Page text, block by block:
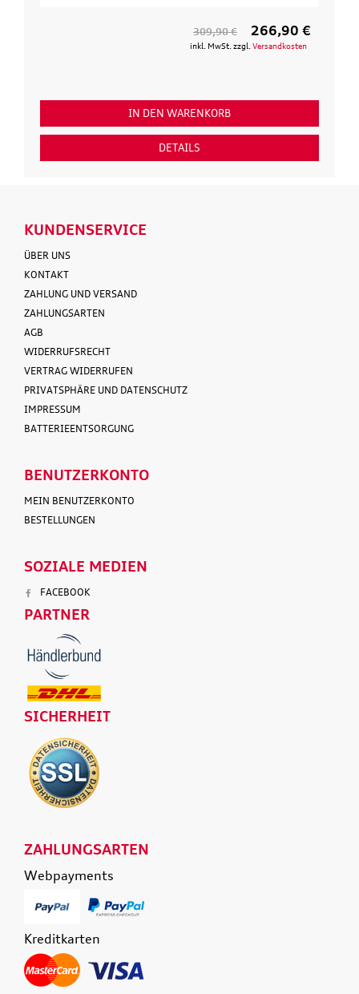
309,90 € 266,90 €
inkl. MwSt. zzgl. Versandkosten
IN DEN WARENKORB
DETAILS
KUNDENSERVICE
ÜBER UNS
KONTAKT
ZAHLUNG UND VERSAND
ZAHLUNGSARTEN
AGB
WIDERRUFSRECHT
VERTRAG WIDERRUFEN
PRIVATSPHÄRE UND DATENSCHUTZ
IMPRESSUM
BATTERIEENTSORGUNG
BENUTZERKONTO
MEIN BENUTZERKONTO
BESTELLUNGEN
SOZIALE MEDIEN
FACEBOOK
PARTNER
SICHERHEIT
ZAHLUNGSARTEN
Webpayments
Kreditkarten